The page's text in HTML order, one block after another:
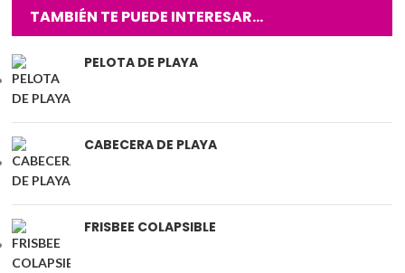
TAMBIÉN TE PUEDE INTERESAR…
PELOTA DE PLAYA
CABECERA DE PLAYA
FRISBEE COLAPSIBLE